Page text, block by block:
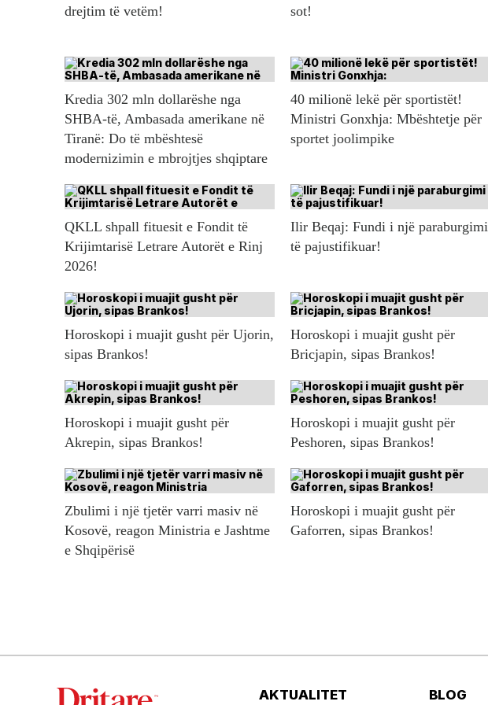
drejtim të vetëm! sot!
Kredia 302 mln dollarëshe nga
SHBA-të, Ambasada amerikane në
Tiranë: Do të mbështesë
modernizimin e mbrojtjes shqiptare
40 milionë lekë për sportistët!
Ministri Gonxhja: Mbështetje për
sportet joolimpike
QKLL shpall fituesit e Fondit të
Krijimtarisë Letrare Autorët e Rinj
2026!
Ilir Beqaj: Fundi i një paraburgimi
të pajustifikuar!
Horoskopi i muajit gusht për Ujorin,
sipas Brankos!
Horoskopi i muajit gusht për
Bricjapin, sipas Brankos!
Horoskopi i muajit gusht për
Akrepin, sipas Brankos!
Horoskopi i muajit gusht për
Peshoren, sipas Brankos!
Zbulimi i një tjetër varri masiv në
Kosovë, reagon Ministria e Jashtme
e Shqipërisë
Horoskopi i muajit gusht për
Gaforren, sipas Brankos!
AKTUALITET BLOG